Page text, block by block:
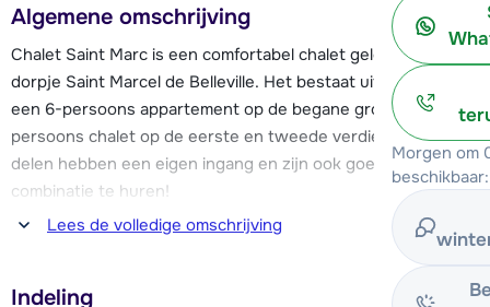
Morgen om
beschikbaar:
Algemene omschrijving
Chalet Saint Marc is een comfortabel chalet gelegen in het
dorpje Saint Marcel de Belleville. Het bestaat uit twee delen;
een 6-persoons appartement op de begane grond en 14-
persoons chalet op de eerste en tweede verdieping. Beide
delen hebben een eigen ingang en zijn ook goed in
combinatie te huren!
De skipistes en skiliften bevinden zich op circa 1,1 km afstand
van het chalet, in het dorpje Saint Martin. De skibus naar St.
Martin de Belleville vertrekt op 100 meter van het chalet.
Lees de volledige omschrijving
Indeling